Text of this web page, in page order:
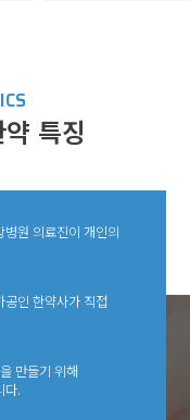
특징
원 의료진이 개인의
인 한약사가 직접
만들기 위해
다.